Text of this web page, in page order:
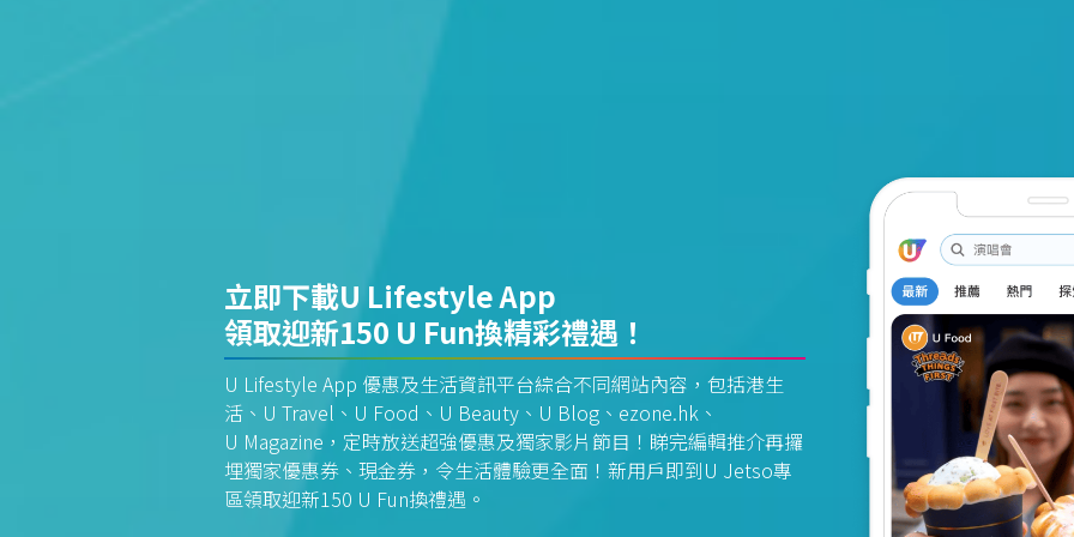
立即下載U Lifestyle App
領取迎新150 U Fun換精彩禮遇！
U Lifestyle App 優惠及生活資訊平台綜合不同網站內容，包括港生
活、U Travel、U Food、U Beauty、U Blog、ezone.hk、
U Magazine，定時放送超強優惠及獨家影片節目！睇完編輯推介再攞
埋獨家優惠券、現金券，令生活體驗更全面！新用戶即到U Jetso專
區領取迎新150 U Fun換禮遇。